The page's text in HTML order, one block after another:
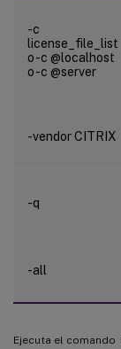
-c
license_file_list
o -c @localhost
o -c @server
-vendor CITRIX
-q
-all
Ejecuta el comando